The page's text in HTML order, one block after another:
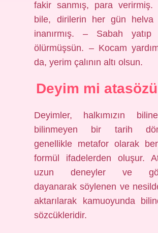
fakir sanmış, para
bile, dirilerin her gün helva
inanırmış. – Sabah yatıp
ölürmüşsün. – Kocam
da, yerim çalının altı olsun.
Deyim mi
Deyimler, halkımızın
bilinmeyen bir tarih
genellikle metafor olarak
formül ifadelerden oluşur.
uzun deneyler ve
dayanarak söylenen ve
aktarılarak kamuoyunda
sözcükleridir.